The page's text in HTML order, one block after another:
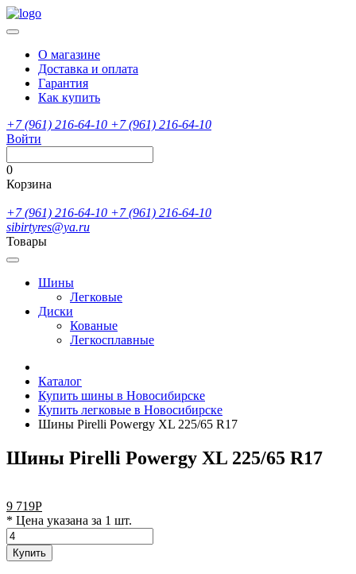
О магазине
Доставка и оплата
Гарантия
Как купить
+7 (961) 216-64-10 +7 (961) 216-64-10
Войти
0
Корзина
+7 (961) 216-64-10 +7 (961) 216-64-10
sibirtyres@ya.ru
Товары
Шины
Легковые
Диски
Кованые
Легкосплавные
Каталог
Купить шины в Новосибирске
Купить легковые в Новосибирске
Шины Pirelli Powergy XL 225/65 R17
Шины Pirelli Powergy XL 225/65 R17
9 719Р
* Цена указана за 1 шт.
Купить